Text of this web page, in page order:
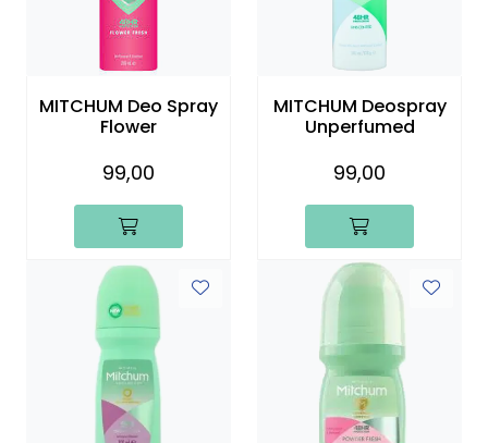
MITCHUM Deo Spray
Flower
99,00
MITCHUM Deospray
Unperfumed
99,00